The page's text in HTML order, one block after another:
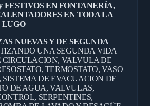
FESTIVOS EN FONTANERÍA,
EN TODA LA
LUGO
NUEVAS Y DE SEGUNDA
UNA SEGUNDA VIDA
CIRCULACION, VALVULA DE
TERMOSTATO, VASO
SISTEMA DE EVACUACION DE
DE AGUA, VALVULAS,
SERPENTINES,